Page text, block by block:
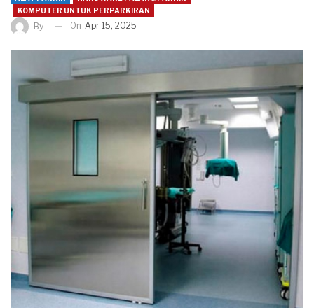
KOMPUTER UNTUK PERPARKIRAN
By On Apr 15, 2025